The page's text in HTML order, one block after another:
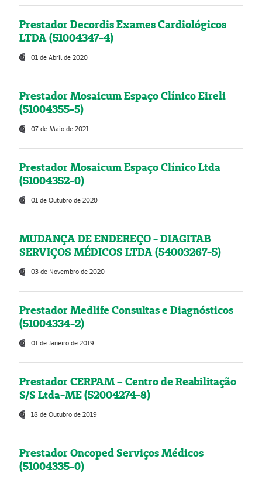
Prestador Decordis Exames Cardiológicos
LTDA (51004347-4)
01 de Abril de 2020
Prestador Mosaicum Espaço Clínico Eireli
(51004355-5)
07 de Maio de 2021
Prestador Mosaicum Espaço Clínico Ltda
(51004352-0)
01 de Outubro de 2020
MUDANÇA DE ENDEREÇO - DIAGITAB
SERVIÇOS MÉDICOS LTDA (54003267-5)
03 de Novembro de 2020
Prestador Medlife Consultas e Diagnósticos
(51004334-2)
01 de Janeiro de 2019
Prestador CERPAM – Centro de Reabilitação
S/S Ltda-ME (52004274-8)
18 de Outubro de 2019
Prestador Oncoped Serviços Médicos
(51004335-0)